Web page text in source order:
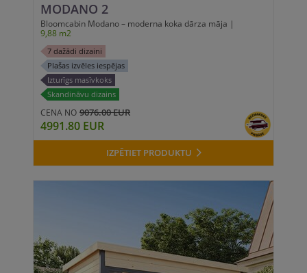
MODANO 2
Bloomcabin Modano – moderna koka dārza māja |
9,88 m2
7 dažādi dizaini
Plašas izvēles iespējas
Izturīgs masīvkoks
Skandināvu dizains
CENA NO 9076.00 EUR
4991.80 EUR
IZPĒTIET PRODUKTU